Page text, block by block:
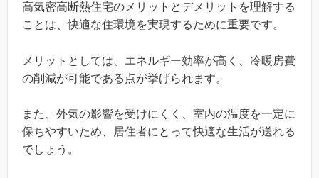
高気密高断熱住宅のメリットとデメリットを理解する
ことは、快適な住環境を実現するために重要です。
メリットとしては、エネルギー効率が高く、冷暖房費
の削減が可能である点が挙げられます。
また、外気の影響を受けにくく、室内の温度を一定に
保ちやすいため、居住者にとって快適な生活が送れる
でしょう。